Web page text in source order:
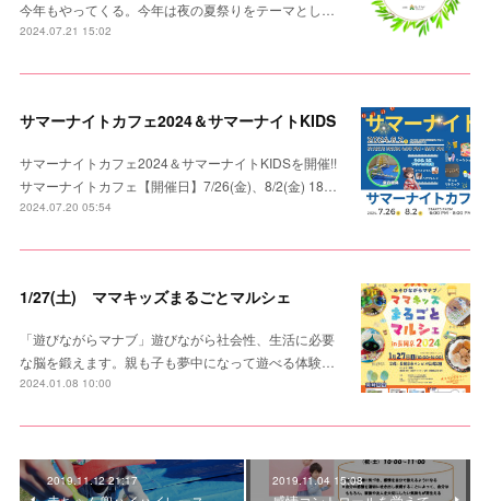
今年もやってくる。今年は夜の夏祭りをテーマとし…
2024.07.21 15:02
サマーナイトカフェ2024＆サマーナイトKIDS
サマーナイトカフェ2024＆サマーナイトKIDSを開催!!
サマーナイトカフェ【開催日】7/26(金)、8/2(金) 18…
2024.07.20 05:54
1/27(土) ママキッズまるごとマルシェ
「遊びながらマナブ」遊びながら社会性、生活に必要
な脳を鍛えます。親も子も夢中になって遊べる体験…
2024.01.08 10:00
2019.11.12 21:17 2019.11.04 15:08